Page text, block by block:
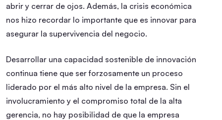
abrir y cerrar de ojos. Además, la crisis económica
nos hizo recordar lo importante que es innovar para
asegurar la supervivencia del negocio.
Desarrollar una capacidad sostenible de innovación
continua tiene que ser forzosamente un proceso
liderado por el más alto nivel de la empresa. Sin el
involucramiento y el compromiso total de la alta
gerencia, no hay posibilidad de que la empresa